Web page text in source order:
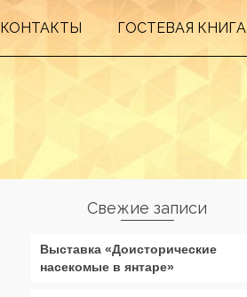
КОНТАКТЫ ГОСТЕВАЯ КНИГА
Свежие записи
Выставка «Доисторические
насекомые в янтаре»